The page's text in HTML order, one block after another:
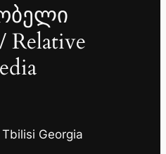
Relative
Georgia